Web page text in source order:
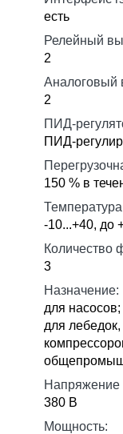
есть
Релейный
2
Аналоговый
2
ПИД-
ПИД-
150 % в
-10...+40, до
Количество
3
Назначение:
для
для
Напряжение
380 В
Мощность: